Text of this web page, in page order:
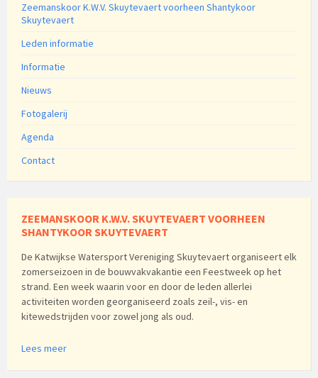
Zeemanskoor K.W.V. Skuytevaert voorheen Shantykoor
Skuytevaert
Leden informatie
Informatie
Nieuws
Fotogalerij
Agenda
Contact
ZEEMANSKOOR K.W.V. SKUYTEVAERT VOORHEEN
SHANTYKOOR SKUYTEVAERT
De Katwijkse Watersport Vereniging Skuytevaert organiseert elk
zomerseizoen in de bouwvakvakantie een Feestweek op het
strand. Een week waarin voor en door de leden allerlei
activiteiten worden georganiseerd zoals zeil-, vis- en
kitewedstrijden voor zowel jong als oud.
Lees meer